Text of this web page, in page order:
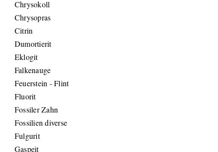
Chrysokoll
Chrysopras
Citrin
Dumortierit
Eklogit
Falkenauge
Feuerstein - Flint
Fluorit
Fossiler Zahn
Fossilien diverse
Fulgurit
Gaspeit